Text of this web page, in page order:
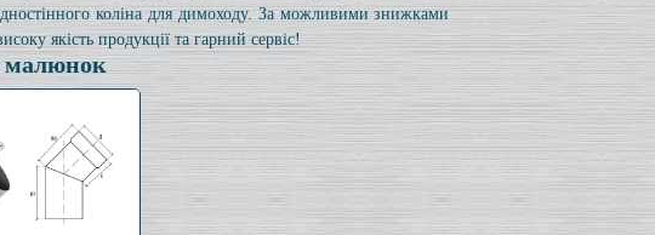
коліна для димоходу. За можливими знижками
якість продукції та гарний сервіс!
малюнок